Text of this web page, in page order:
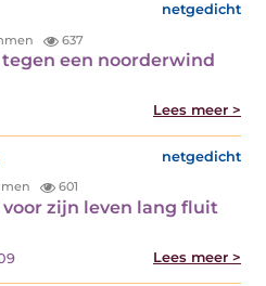
netgedicht
637
een noorderwind
Lees meer >
netgedicht
601
zijn leven lang fluit
Lees meer >